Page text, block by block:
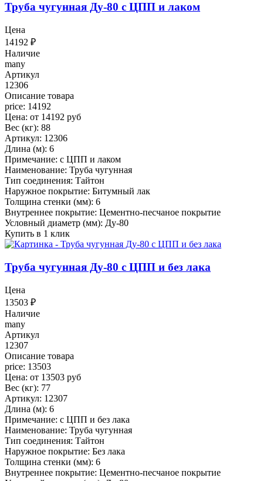
Труба чугунная Ду-80 с ЦПП и лаком
Цена
14192 ₽
Наличие
many
Артикул
12306
Описание товара
price: 14192
Цена: от 14192 руб
Вес (кг): 88
Артикул: 12306
Длина (м): 6
Примечание: с ЦПП и лаком
Наименование: Труба чугунная
Тип соединения: Тайтон
Наружное покрытие: Битумный лак
Толщина стенки (мм): 6
Внутреннее покрытие: Цементно-песчаное покрытие
Условный диаметр (мм): Ду-80
Купить в 1 клик
Труба чугунная Ду-80 с ЦПП и без лака
Цена
13503 ₽
Наличие
many
Артикул
12307
Описание товара
price: 13503
Цена: от 13503 руб
Вес (кг): 77
Артикул: 12307
Длина (м): 6
Примечание: с ЦПП и без лака
Наименование: Труба чугунная
Тип соединения: Тайтон
Наружное покрытие: Без лака
Толщина стенки (мм): 6
Внутреннее покрытие: Цементно-песчаное покрытие